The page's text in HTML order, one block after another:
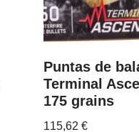
Puntas de
Terminal
175 grains
115,62 €